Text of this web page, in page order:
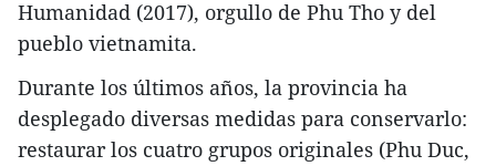
Humanidad (2017), orgullo de Phu Tho y del
pueblo vietnamita.
Durante los últimos años, la provincia ha
desplegado diversas medidas para conservarlo:
restaurar los cuatro grupos originales (Phu Duc,